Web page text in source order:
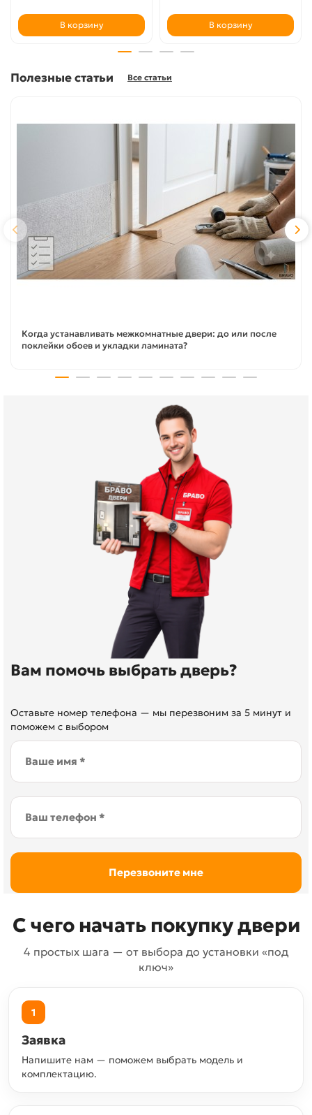
В корзину В корзину
Полезные статьи Все статьи
Когда устанавливать межкомнатные двери: до или после
поклейки обоев и укладки ламината?
Вам помочь выбрать дверь?
Оставьте номер телефона — мы перезвоним за 5 минут и
поможем с выбором
С чего начать покупку двери
4 простых шага — от выбора до установки «под
ключ»
1
Заявка
Напишите нам — поможем выбрать модель и
комплектацию.